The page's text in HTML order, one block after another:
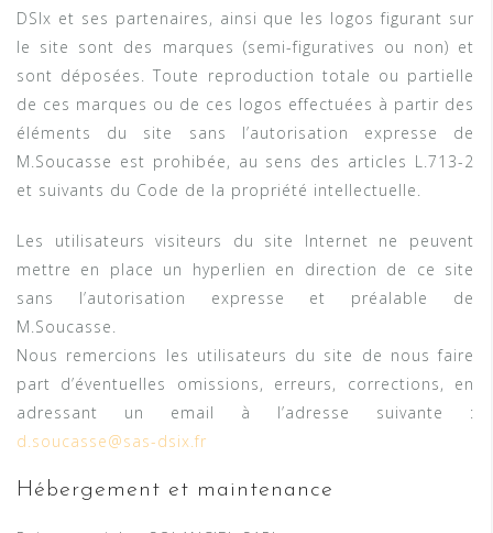
DSIx et ses partenaires, ainsi que les logos figurant sur
le site sont des marques (semi-figuratives ou non) et
sont déposées. Toute reproduction totale ou partielle
de ces marques ou de ces logos effectuées à partir des
éléments du site sans l’autorisation expresse de
M.Soucasse est prohibée, au sens des articles L.713-2
et suivants du Code de la propriété intellectuelle.
Les utilisateurs visiteurs du site Internet ne peuvent
mettre en place un hyperlien en direction de ce site
sans l’autorisation expresse et préalable de
M.Soucasse.
Nous remercions les utilisateurs du site de nous faire
part d’éventuelles omissions, erreurs, corrections, en
adressant un email à l’adresse suivante :
d.soucasse@sas-dsix.fr
Hébergement et maintenance